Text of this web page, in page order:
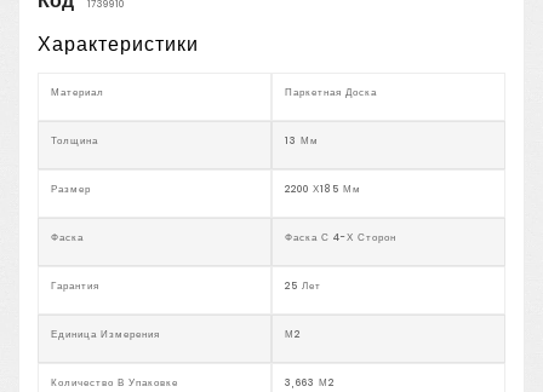
1739910
Характеристики
Материал Паркетная Доска
Толщина 13 Мм
Размер 2200 Х185 Мм
Фаска Фаска С 4-Х Сторон
Гарантия 25 Лет
Единица Измерения М2
Количество В Упаковке 3,663 М2